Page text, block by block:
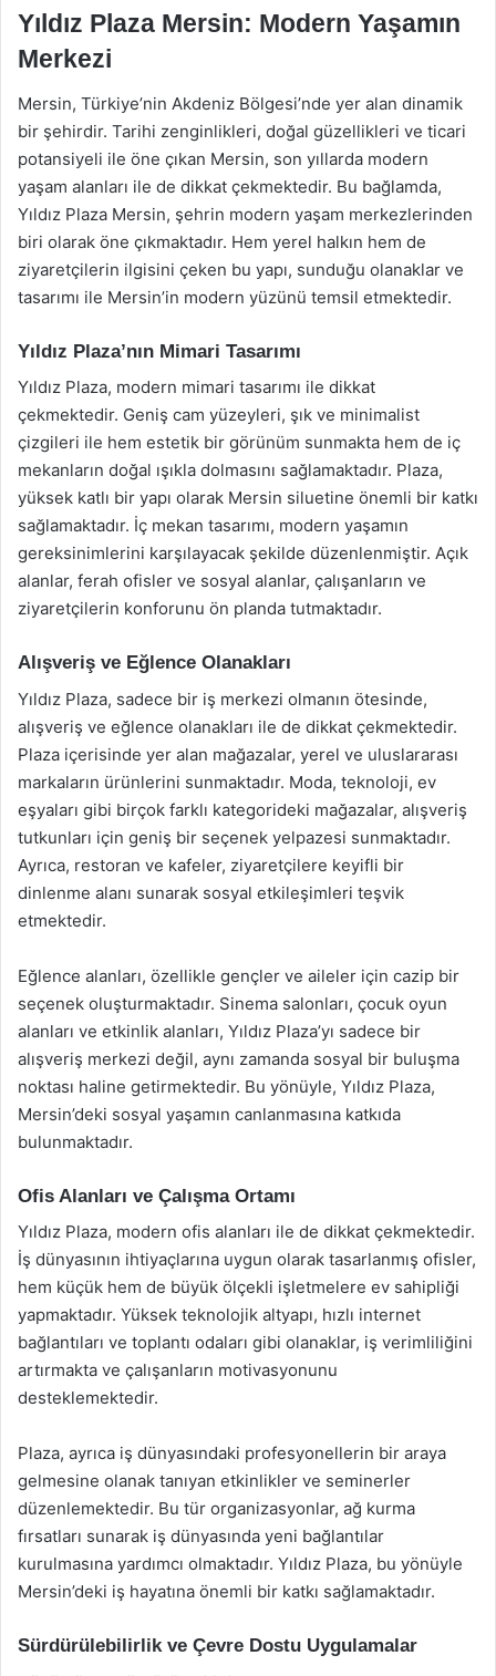
Yıldız Plaza Mersin: Modern Yaşamın
Merkezi
Mersin, Türkiye’nin Akdeniz Bölgesi’nde yer alan dinamik
bir şehirdir. Tarihi zenginlikleri, doğal güzellikleri ve ticari
potansiyeli ile öne çıkan Mersin, son yıllarda modern
yaşam alanları ile de dikkat çekmektedir. Bu bağlamda,
Yıldız Plaza Mersin, şehrin modern yaşam merkezlerinden
biri olarak öne çıkmaktadır. Hem yerel halkın hem de
ziyaretçilerin ilgisini çeken bu yapı, sunduğu olanaklar ve
tasarımı ile Mersin’in modern yüzünü temsil etmektedir.
Yıldız Plaza’nın Mimari Tasarımı
Yıldız Plaza, modern mimari tasarımı ile dikkat
çekmektedir. Geniş cam yüzeyleri, şık ve minimalist
çizgileri ile hem estetik bir görünüm sunmakta hem de iç
mekanların doğal ışıkla dolmasını sağlamaktadır. Plaza,
yüksek katlı bir yapı olarak Mersin siluetine önemli bir katkı
sağlamaktadır. İç mekan tasarımı, modern yaşamın
gereksinimlerini karşılayacak şekilde düzenlenmiştir. Açık
alanlar, ferah ofisler ve sosyal alanlar, çalışanların ve
ziyaretçilerin konforunu ön planda tutmaktadır.
Alışveriş ve Eğlence Olanakları
Yıldız Plaza, sadece bir iş merkezi olmanın ötesinde,
alışveriş ve eğlence olanakları ile de dikkat çekmektedir.
Plaza içerisinde yer alan mağazalar, yerel ve uluslararası
markaların ürünlerini sunmaktadır. Moda, teknoloji, ev
eşyaları gibi birçok farklı kategorideki mağazalar, alışveriş
tutkunları için geniş bir seçenek yelpazesi sunmaktadır.
Ayrıca, restoran ve kafeler, ziyaretçilere keyifli bir
dinlenme alanı sunarak sosyal etkileşimleri teşvik
etmektedir.
Eğlence alanları, özellikle gençler ve aileler için cazip bir
seçenek oluşturmaktadır. Sinema salonları, çocuk oyun
alanları ve etkinlik alanları, Yıldız Plaza’yı sadece bir
alışveriş merkezi değil, aynı zamanda sosyal bir buluşma
noktası haline getirmektedir. Bu yönüyle, Yıldız Plaza,
Mersin’deki sosyal yaşamın canlanmasına katkıda
bulunmaktadır.
Ofis Alanları ve Çalışma Ortamı
Yıldız Plaza, modern ofis alanları ile de dikkat çekmektedir.
İş dünyasının ihtiyaçlarına uygun olarak tasarlanmış ofisler,
hem küçük hem de büyük ölçekli işletmelere ev sahipliği
yapmaktadır. Yüksek teknolojik altyapı, hızlı internet
bağlantıları ve toplantı odaları gibi olanaklar, iş verimliliğini
artırmakta ve çalışanların motivasyonunu
desteklemektedir.
Plaza, ayrıca iş dünyasındaki profesyonellerin bir araya
gelmesine olanak tanıyan etkinlikler ve seminerler
düzenlemektedir. Bu tür organizasyonlar, ağ kurma
fırsatları sunarak iş dünyasında yeni bağlantılar
kurulmasına yardımcı olmaktadır. Yıldız Plaza, bu yönüyle
Mersin’deki iş hayatına önemli bir katkı sağlamaktadır.
Sürdürülebilirlik ve Çevre Dostu Uygulamalar